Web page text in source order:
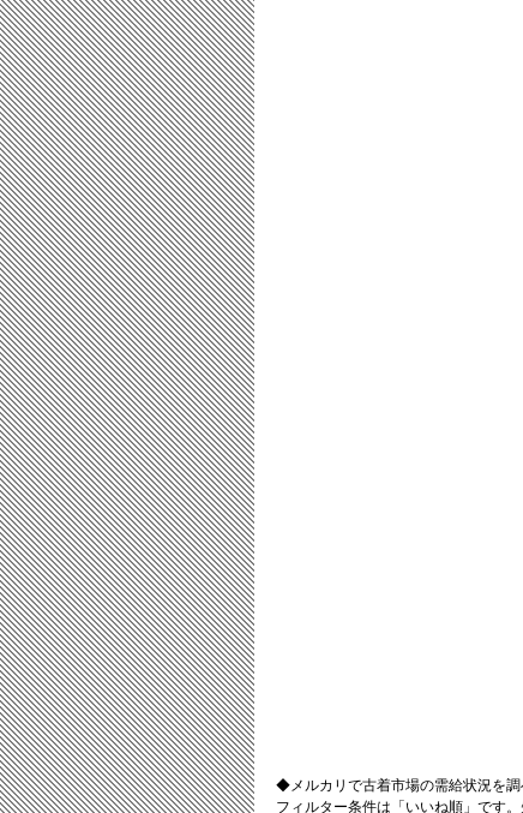
◆メルカリで古着市場の需給状況を調
フィルター条件は「いいね順」です